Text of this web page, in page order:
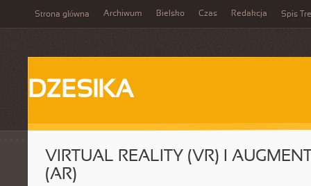
Strona główna Archiwum Bielsko Czas Redakcja Spis
DZESIKA
VIRTUAL REALITY (VR) I
(AR)